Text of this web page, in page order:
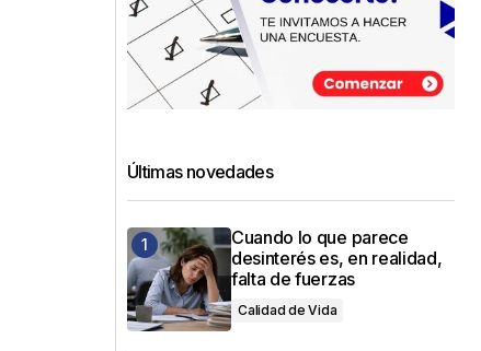
Últimas novedades
Cuando lo que parece
desinterés es, en realidad,
falta de fuerzas
Calidad de Vida